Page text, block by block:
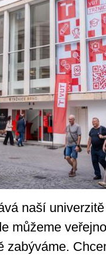
naší
můžeme
zabýváme.